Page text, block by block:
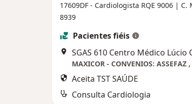
17609DF - Cardiologista RQE 9006 | C.
8939
Pacientes fiéis
Aceita TST SAÚDE
Consulta Cardiologia